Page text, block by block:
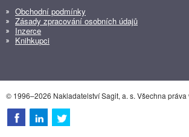
Obchodní podmínky
Zásady zpracování osobních údajů
Inzerce
Knihkupci
© 1996–2026 Nakladatelství Sagit, a. s. Všechna práva